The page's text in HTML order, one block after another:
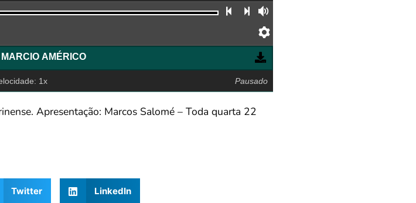
Faixa anterior
Próxima faixa
Preferências
ENTREVISTA MARCIO AMÉRICO
1x Pausado
Apresentação: Marcos Salomé – Toda quarta 22
Twitter LinkedIn